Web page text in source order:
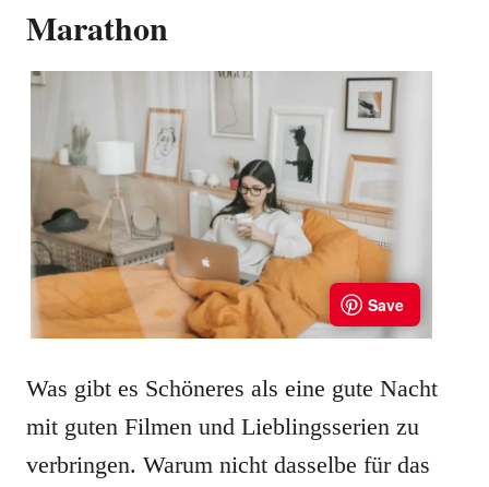
Marathon
Was gibt es Schöneres als eine gute Nacht
mit guten Filmen und Lieblingsserien zu
verbringen. Warum nicht dasselbe für das